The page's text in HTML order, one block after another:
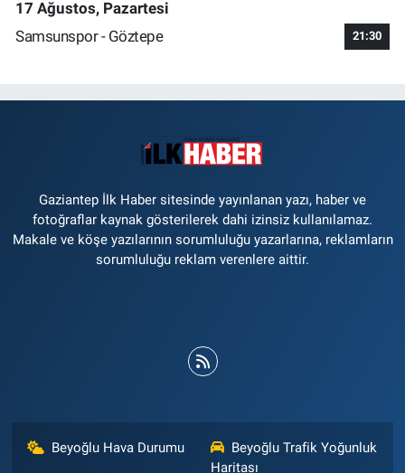
17 Ağustos, Pazartesi
Samsunspor - Göztepe
21:30
Gaziantep İlk Haber sitesinde yayınlanan yazı, haber ve
fotoğraflar kaynak gösterilerek dahi izinsiz kullanılamaz.
Makale ve köşe yazılarının sorumluluğu yazarlarına, reklamların
sorumluluğu reklam verenlere aittir.
Beyoğlu Hava Durumu
Beyoğlu Trafik Yoğunluk
Haritası